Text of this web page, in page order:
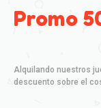
Promo
Alquilando nuestros
descuento sobre el